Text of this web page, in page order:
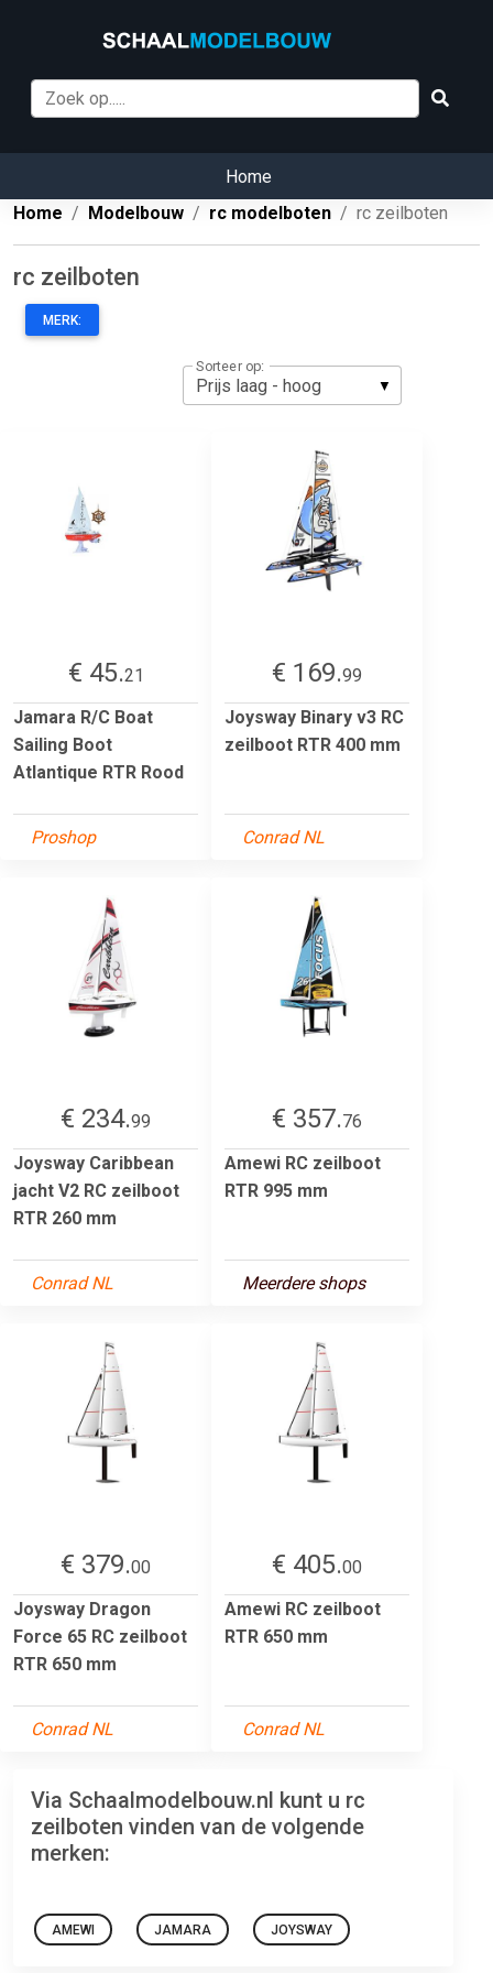
Home
Home
Modelbouw rc modelboten rc zeilboten
rc zeilboten
MERK:
Sorteer op:
€ 45.21
Jamara R/C Boat
Sailing Boot
Atlantique RTR Rood
Proshop
€ 169.99
Joysway Binary v3 RC
zeilboot RTR 400 mm
Conrad NL
€ 234.99
Joysway Caribbean
jacht V2 RC zeilboot
RTR 260 mm
Conrad NL
€ 357.76
Amewi RC zeilboot
RTR 995 mm
Meerdere shops
€ 379.00
Joysway Dragon
Force 65 RC zeilboot
RTR 650 mm
Conrad NL
€ 405.00
Amewi RC zeilboot
RTR 650 mm
Conrad NL
Via Schaalmodelbouw.nl kunt u rc
zeilboten vinden van de volgende
merken:
AMEWI JAMARA JOYSWAY